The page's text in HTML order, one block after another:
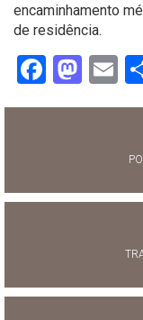
encaminhamento
de residência.